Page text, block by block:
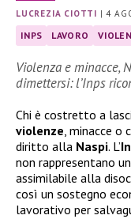
LUCREZIA CIOTTI |4
INPS LAVORO
Violenza e minacce,
dimettersi: l’Inps
Chi è costretto a
violenze, minacce o
diritto alla Naspi. L’
non rappresentano
assimilabile alla
così un sostegno
lavorativo per